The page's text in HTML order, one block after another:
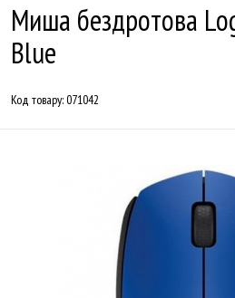
Миша бездротова
Blue
Код товару:071042